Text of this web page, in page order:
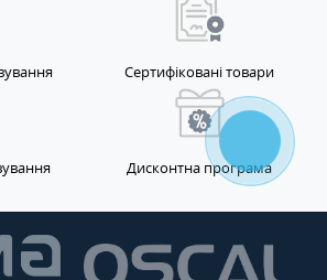
Сертифіковані товари
Дисконтна програма